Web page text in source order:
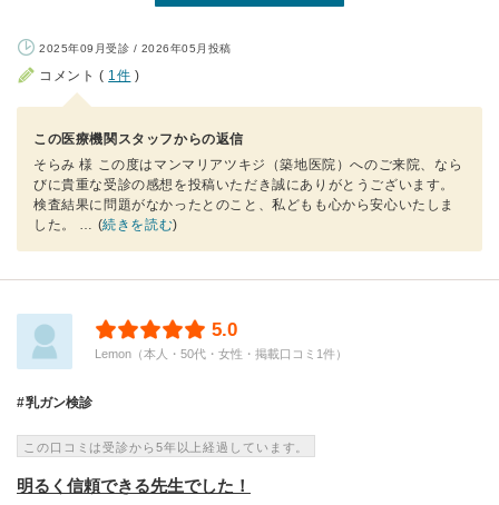
2025年09月受診 / 2026年05月投稿
コメント ( 1件 )
この医療機関スタッフからの返信
そらみ 様 この度はマンマリアツキジ（築地医院）へのご来院、なら
びに貴重な受診の感想を投稿いただき誠にありがとうございます。
検査結果に問題がなかったとのこと、私どもも心から安心いたしま
した。 … (続きを読む)
5.0
Lemon（本人・50代・女性・掲載口コミ1件）
乳ガン検診
この口コミは受診から5年以上経過しています。
明るく信頼できる先生でした！